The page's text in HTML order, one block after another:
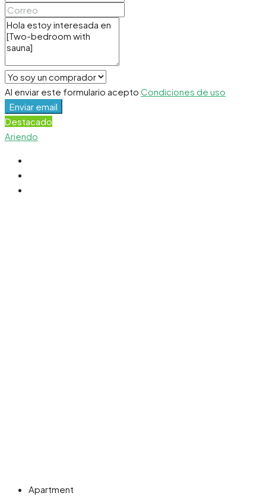
Al enviar este formulario acepto Condiciones de uso
Enviar email
Destacado
Ariendo
Apartment